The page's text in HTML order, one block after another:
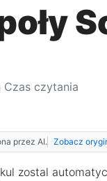
Czas czytania
przez AI. Zobacz
zostal